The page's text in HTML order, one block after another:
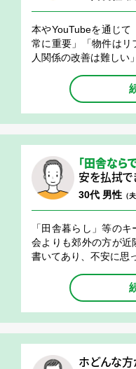
本やYouTubeを通じ
常に重要」「物件はリ
人関係の改善は難しい
「田舎なら
安を払拭で
30代 男性 （
「田舎暮らし」等の
会よりも郊外の方が近
書いてあり、不安に思
ホどんな方